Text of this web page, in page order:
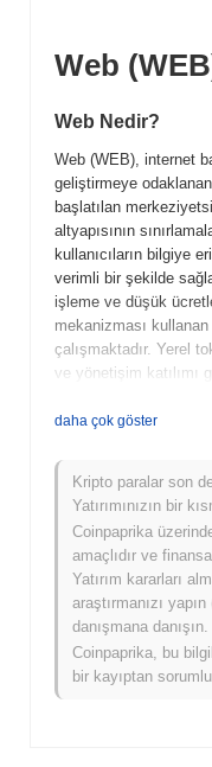
Web
Web Nedir?
Web (WEB), internet
geliştirmeye
başlatılan
altyapısının
kullanıcıların bilgiye
verimli bir şekilde
işleme ve düşük
mekanizması
çalışmaktadır. Yerel
ve yönetişim katılımı
Web, merkeziyetsiz
çıkmakta ve Web3
bir oyuncu olarak
sahipliğine öncelik
dijital ekosistem
Web Ne Zaman
Web, 2021 Mart
teknik çerçevesini
ortaya çıkmıştır.
geliştiricilerin ve erken
daha çok göster
Kripto paralar son
Yatırımınızın bir
Coinpaprika
amaçlıdır ve
Yatırım kararları
araştırmanızı
danışmana danışın.
Coinpaprika, bu
bir kayıptan